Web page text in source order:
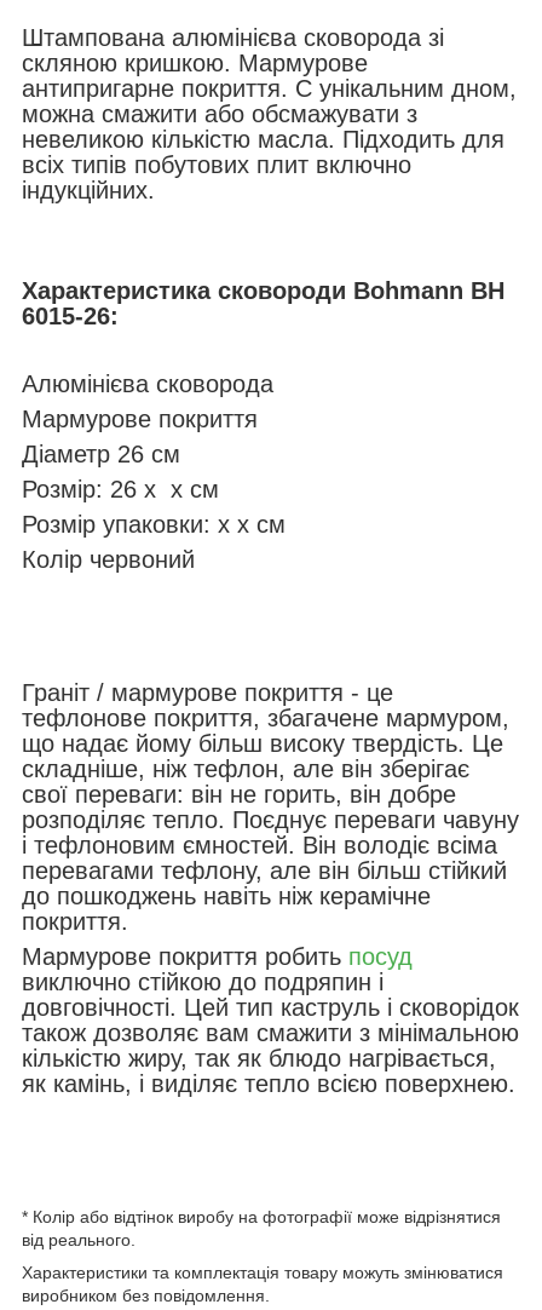
Штампована алюмінієва сковорода зі
скляною кришкою. Мармурове
антипригарне покриття. С унікальним дном,
можна смажити або обсмажувати з
невеликою кількістю масла. Підходить для
всіх типів побутових плит включно
індукційних.
Характеристика сковороди Bohmann BH
6015-26:
Алюмінієва сковорода
Мармурове покриття
Діаметр 26 см
Розмір: 26 х х см
Розмір упаковки: х х см
Колір червоний
Граніт / мармурове покриття - це
тефлонове покриття, збагачене мармуром,
що надає йому більш високу твердість. Це
складніше, ніж тефлон, але він зберігає
свої переваги: він не горить, він добре
розподіляє тепло. Поєднує переваги чавуну
і тефлоновим ємностей. Він володіє всіма
перевагами тефлону, але він більш стійкий
до пошкоджень навіть ніж керамічне
покриття.
Мармурове покриття робить посуд
виключно стійкою до подряпин і
довговічності. Цей тип каструль і сковорідок
також дозволяє вам смажити з мінімальною
кількістю жиру, так як блюдо нагрівається,
як камінь, і виділяє тепло всією поверхнею.
* Колір або відтінок виробу на фотографії може відрізнятися
від реального.
Характеристики та комплектація товару можуть змінюватися
виробником без повідомлення.